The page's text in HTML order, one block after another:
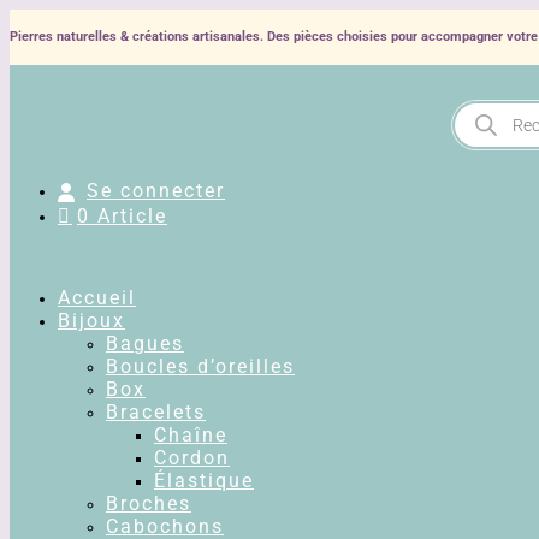
Pierres naturelles & créations artisanales. Des pièces choisies pour accompagner
Recherche
de
produits
Se connecter
0 Article
Accueil
Bijoux
Bagues
Boucles d’oreilles
Box
Bracelets
Chaîne
Cordon
Élastique
Broches
Cabochons